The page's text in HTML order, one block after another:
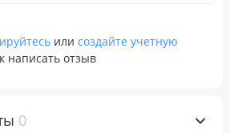
или создайте учетную
написать отзыв
0